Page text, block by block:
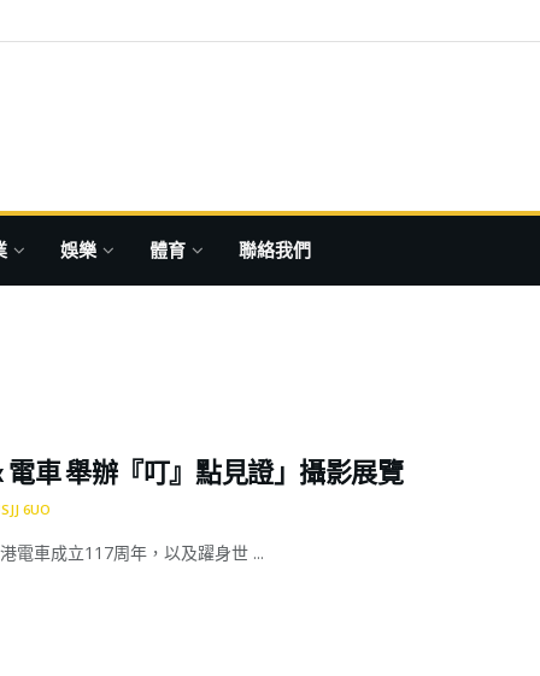
娛樂 體育 聯絡我們
電車 舉辦『叮』點見證」攝影展覽
6UO
電車成立117周年，以及躍身世 ...